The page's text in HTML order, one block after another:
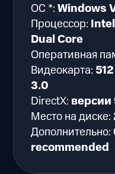
ОС *:Windows
Процессор:
Dual Core
Оперативная
Видеокарта:
3.0
DirectX: версии
Место на диске:
Дополнительно:
recommended